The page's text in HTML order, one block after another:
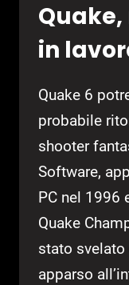
in
Quake 6
probabile
shooter
Software,
PC nel 1996
Quake
stato svelato
apparso